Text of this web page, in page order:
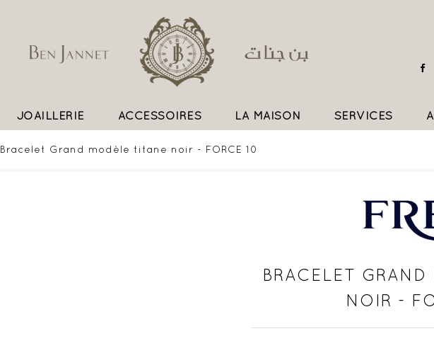
JOAILLERIE ACCESSOIRES LA MAISON SERVICES
Bracelet Grand modèle titane noir - FORCE 10
BRACELET
NOIR -